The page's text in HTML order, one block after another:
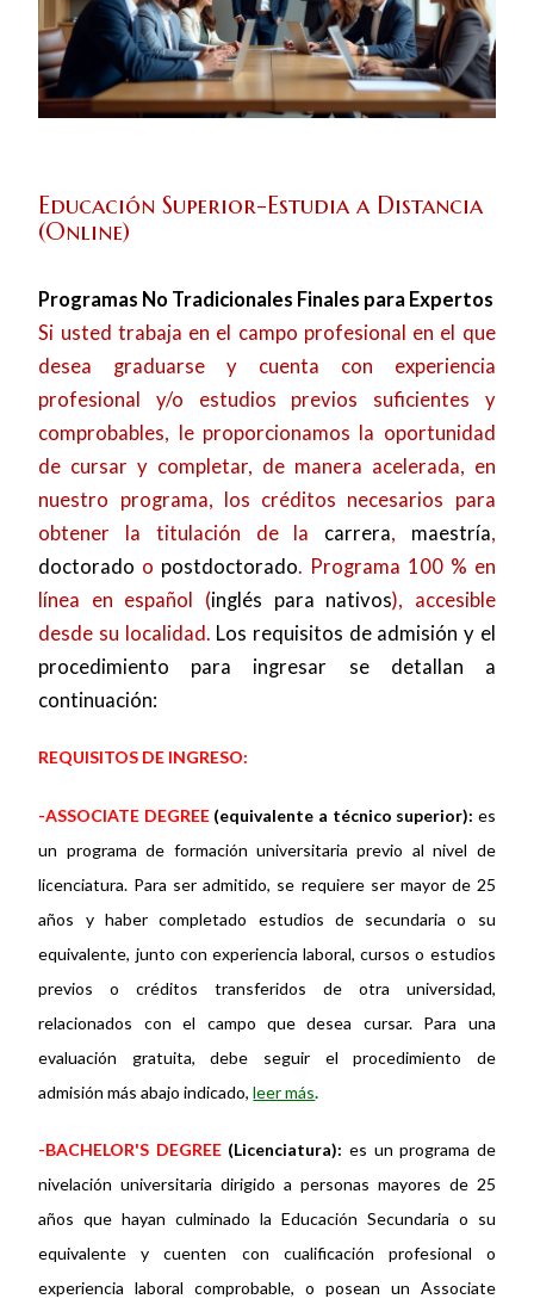
Educación Superior-Estudia a Distancia
(Online)
Programas No Tradicionales Finales para Expertos
Si usted trabaja en el campo profesional en el que
desea graduarse y cuenta con experiencia
profesional y/o estudios previos suficientes y
comprobables, le proporcionamos la oportunidad
de cursar y completar, de manera acelerada, en
nuestro programa, los créditos necesarios para
obtener la titulación de la carrera, maestría,
doctorado o postdoctorado. Programa 100 % en
línea en español (inglés para nativos), accesible
desde su localidad. Los requisitos de admisión y el
procedimiento para ingresar se detallan a
continuación:
REQUISITOS DE INGRESO:
-ASSOCIATE DEGREE (equivalente a técnico superior): es
un programa de formación universitaria previo al nivel de
licenciatura. Para ser admitido, se requiere ser mayor de 25
años y haber completado estudios de secundaria o su
equivalente, junto con experiencia laboral, cursos o estudios
previos o créditos transferidos de otra universidad,
relacionados con el campo que desea cursar. Para una
evaluación gratuita, debe seguir el procedimiento de
admisión más abajo indicado,leer más.
-BACHELOR'S DEGREE (Licenciatura): es un programa de
nivelación universitaria dirigido a personas mayores de 25
años que hayan culminado la Educación Secundaria o su
equivalente y cuenten con cualificación profesional o
experiencia laboral comprobable, o posean un Associate